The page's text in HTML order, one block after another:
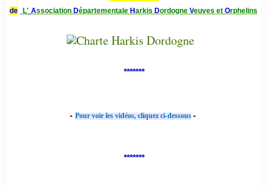
de
L' Association Départementale Harkis Dordogne Veuves et Orphelins
*******
- Pour voir les vidéos, cliquez ci-dessous -
*******